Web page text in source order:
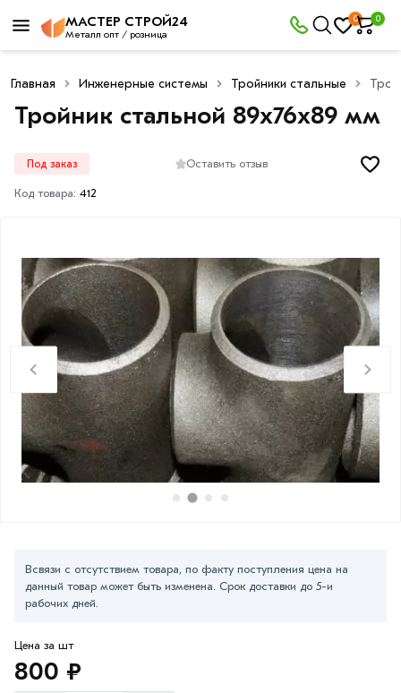
МАСТЕР СТРОЙ24
Металл опт / розница
0 0
Главная Инженерные системы Тройники стальные
Тройник стальной 89х76х89 мм
Под заказ Оставить отзыв
Код товара: 412
Всвязи с отсутствием товара, по факту поступления цена на
данный товар может быть изменена. Срок доставки до 5-и
рабочих дней.
Цена за шт
800 ₽